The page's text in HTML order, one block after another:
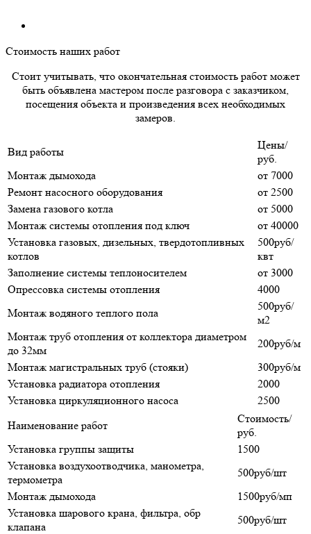
Стоимость наших работ
Стоит учитывать, что окончательная стоимость работ может
быть объявлена мастером после разговора с заказчиком,
посещения объекта и произведения всех необходимых
замеров.
Вид работы
Цены/
руб.
Монтаж дымохода
от 7000
Ремонт насосного оборудования
от 2500
Замена газового котла
от 5000
Монтаж системы отопления под ключ
от 40000
Установка газовых, дизельных, твердотопливных
котлов
500руб/
квт
Заполнение системы теплоносителем
от 3000
Опрессовка системы отопления
4000
Монтаж водяного теплого пола
500руб/
м2
Монтаж труб отопления от коллектора диаметром
до 32мм
200руб/м
Монтаж магистральных труб (стояки)
300руб/м
Установка радиатора отопления
2000
Установка циркуляционного насоса
2500
Наименование работ
Стоимость/
руб.
Установка группы защиты
1500
Установка воздухоотводчика, манометра,
термометра
500руб/шт
Монтаж дымохода
1500руб/мп
Установка шарового крана, фильтра, обр
клапана
500руб/шт